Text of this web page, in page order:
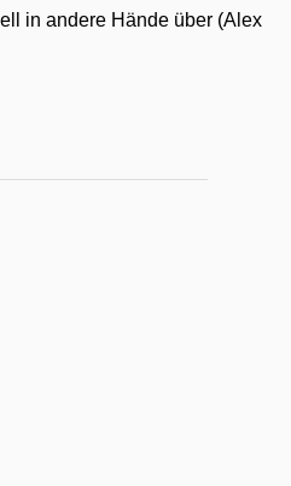
in andere Hände über (Alex